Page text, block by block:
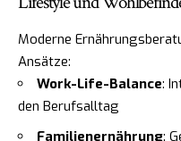
Moderne
Ansätze:
Work-Life-Balance:
den Berufsalltag
Familienernährung: